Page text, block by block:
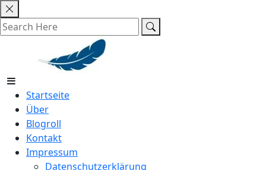
Skip
to
content
Startseite
Über
Blogroll
Kontakt
Impressum
Datenschutzerklärung